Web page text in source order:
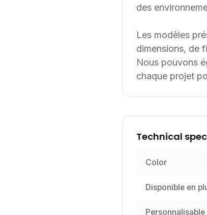
des
Les modèles
dimensions, de
Nous pouvons
chaque projet
Technical
Color
Disponible en